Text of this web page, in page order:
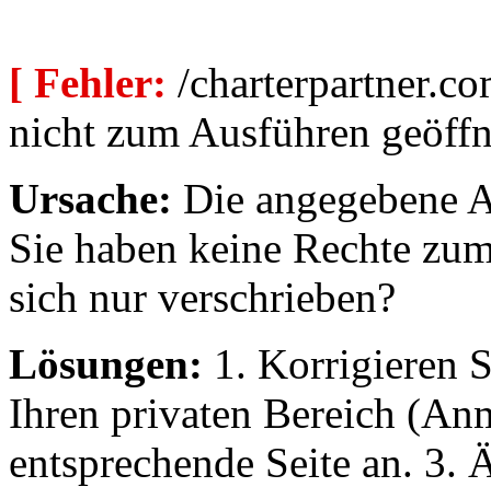
[ Fehler: /
nicht zum Ausführen
Ursache: Die angegebene
Sie haben keine Rechte
sich nur verschrieben?
Lösungen: 1. Korrigieren
Ihren privaten Bereich
entsprechende Seite an. 3.